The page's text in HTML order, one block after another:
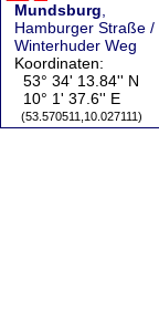
Mundsburg
Hamburger Straße /
Winterhuder Weg
Koordinaten:
53° 34' 13.84'' N
10° 1' 37.6'' E
(53.570511,10.027111)